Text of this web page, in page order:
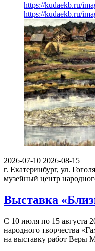
https://kudaekb.ru/
https://kudaekb.ru/
2026-07-10 2026-08-15
г. Екатеринбург, ул.
музейный центр
Выставка
С 10 июля по 15 августа
народного творчества
на выставку работ Веры